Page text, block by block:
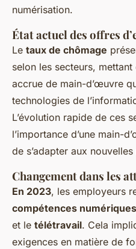
numérisation.
État actuel des offres
Le taux de chômage
selon les secteurs,
accrue de main-d’œuvre
technologies de
L’évolution rapide de ces
l’importance d’une main-
de s’adapter aux
Changement dans les
En 2023, les employeurs
compétences numériques
et le télétravail. Cela
exigences en matière de